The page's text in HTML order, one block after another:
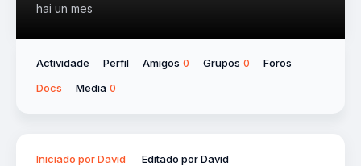
hai un mes
Actividade Perfil Amigos 0 Grupos 0
Foros
Docs
Media 0
Iniciado por David Editado por David